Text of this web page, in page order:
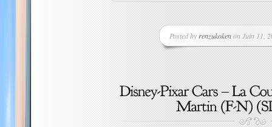
Posted by renzukokenon Juin 11,